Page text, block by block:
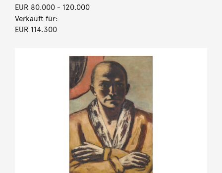
EUR 80.000- 120.000
Verkauft für:
EUR 114.300